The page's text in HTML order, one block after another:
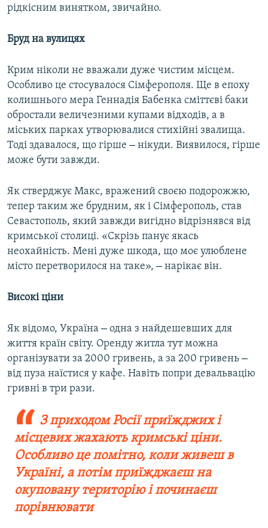
рідкісним винятком, звичайно.
Бруд на вулицях
Крим ніколи не вважали дуже чистим місцем.
Особливо це стосувалося Сімферополя. Ще в епоху
колишнього мера Геннадія Бабенка сміттєві баки
обростали величезними купами відходів, а в
міських парках утворювалися стихійні звалища.
Тоді здавалося, що гірше – нікуди. Виявилося, гірше
може бути завжди.
Як стверджує Макс, вражений своєю подорожжю,
тепер таким же брудним, як і Сімферополь, став
Севастополь, який завжди вигідно відрізнявся від
кримської столиці. «Скрізь панує якась
неохайність. Мені дуже шкода, що моє улюблене
місто перетворилося на таке», – нарікає він.
Високі ціни
Як відомо, Україна – одна з найдешевших для
життя країн світу. Оренду житла тут можна
організувати за 2000 гривень, а за 200 гривень –
від пуза наїстися у кафе. Навіть попри девальвацію
гривні в три рази.
З приходом Росії приїжджих і
місцевих жахають кримські ціни.
Особливо це помітно, коли живеш в
Україні, а потім приїжджаєш на
окуповану територію і починаєш
порівнювати